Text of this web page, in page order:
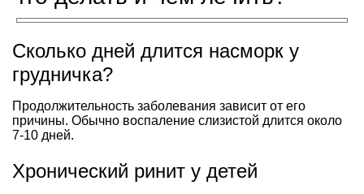
Сколько дней длится насморк у
грудничка?
Продолжительность заболевания зависит от его
причины. Обычно воспаление слизистой длится около
7-10 дней.
Хронический ринит у детей